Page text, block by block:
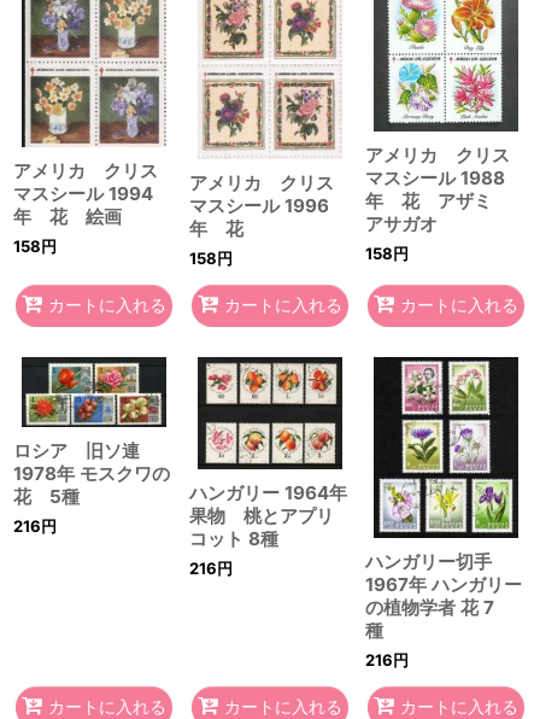
絞り込む
アメリカ クリス
マスシール 1994
年 花 絵画
158円
カートに入れる
アメリカ クリス
マスシール 1996
年 花
158円
カートに入れる
アメリカ クリス
マスシール 1988
年 花 アザミ
アサガオ
158円
カートに入れる
ロシア 旧ソ連
1978年 モスクワの
花 5種
216円
カートに入れる
ハンガリー 1964年
果物 桃とアプリ
コット 8種
216円
カートに入れる
ハンガリー切手
1967年 ハンガリー
の植物学者 花 7
種
216円
カートに入れる